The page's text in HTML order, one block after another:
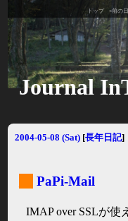
トップ «前の
Journal
2004-05-08 (Sat) [長年日記]
PaPi-Mail
IMAP over SSLが使